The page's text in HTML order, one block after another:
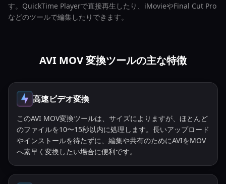
す。QuickTime Playerで直接再生したり、iMovieやFinal Cut Pro
などのツールで編集したりできます。
AVI MOV 変換ツールの主な特徴
高速ビデオ変換
このAVI MOV変換ツールは、サイズによりますが、ほとんど
のファイルを10〜15秒以内に処理します。長いアップロード
やインストールを待たずに、編集や共有のためにAVIをMOV
へ素早く変換したい場合に便利です。